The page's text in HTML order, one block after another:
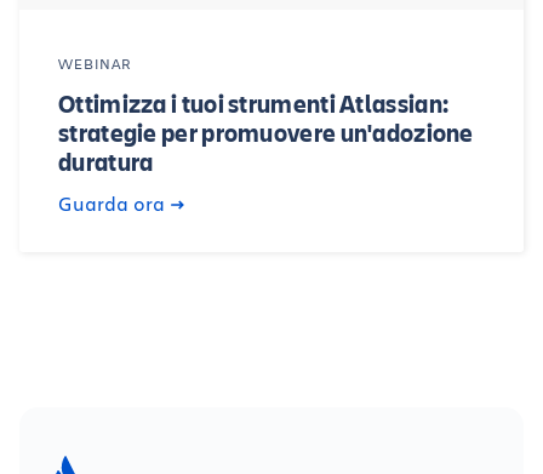
WEBINAR
Ottimizza i tuoi strumenti Atlassian:
strategie per promuovere un'adozione
duratura
Guarda ora